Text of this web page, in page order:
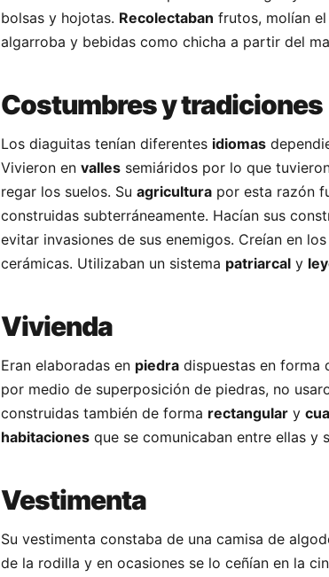
bolsas y hojotas. Recolectaban frutos, molían
algarroba y bebidas como chicha a partir del
Costumbres y tradiciones
Los diaguitas tenían diferentes idiomas
Vivieron en valles semiáridos por lo que
regar los suelos. Su agricultura por esta razón
construidas subterráneamente. Hacían sus
evitar invasiones de sus enemigos. Creían en los
cerámicas. Utilizaban un sistema patriarcal y
Vivienda
Eran elaboradas en piedra dispuestas en forma
por medio de superposición de piedras, no
construidas también de forma rectangular y
habitaciones que se comunicaban entre ellas y
Vestimenta
Su vestimenta constaba de una camisa de
de la rodilla y en ocasiones se lo ceñían en la